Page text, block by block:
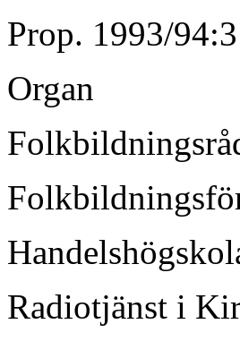
Prop. 1993/
Organ
Radiotjänst i